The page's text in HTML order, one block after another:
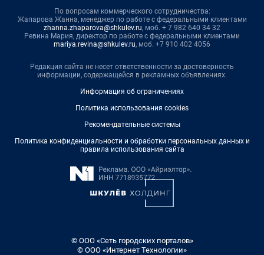
По вопросам коммерческого сотрудничества:
Жапарова Жанна, менеджер по работе с федеральными клиентами
zhanna.zhaparova@shkulev.ru, моб. + 7 982 640 34 32
Ревина Мария, директор по работе с федеральными клиентами
mariya.revina@shkulev.ru, моб. +7 910 402 4056
Редакция сайта не несет ответственности за достоверность
информации, содержащейся в рекламных объявлениях.
Информация об ограничениях
Политика использования cookies
Рекомендательные системы
Политика конфиденциальности и обработки персональных данных и
правила использования сайта
© ООО «Сеть городских порталов»
© ООО «Интернет Технологии»